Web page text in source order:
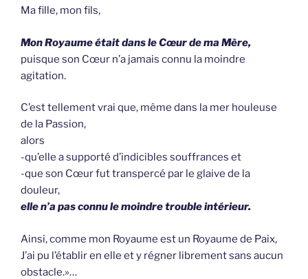
Ma fille, mon fils,
Mon Royaume était dans le Cœur de ma Mère,
puisque son Cœur n’a jamais connu la moindre
agitation.
C’est tellement vrai que, même dans la mer houleuse
de la Passion,
alors
-qu’elle a supporté d’indicibles souffrances et
-que son Cœur fut transpercé par le glaive de la
douleur,
elle n’a pas connu le moindre trouble intérieur.
Ainsi, comme mon Royaume est un Royaume de Paix,
J’ai pu l’établir en elle et y régner librement sans aucun
obstacle.»…